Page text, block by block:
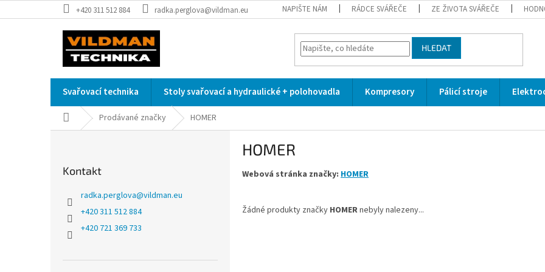
na
+420 311 512 884 radka.perglova@vildman.eu NAPIŠTE NÁM RÁDCE SVÁŘEČE ZE ŽIVOTA SVÁŘEČE
HLEDAT
Svařovací technika Stoly svařovací a hydraulické + polohovadla Kompresory Pálicí stroje
Domů Prodávané značky HOMER
Kontakt
radka.perglova@vildman.eu
+420 311 512 884
+420 721 369 733
HOMER
Webová stránka značky: HOMER
Žádné produkty značky HOMERnebyly nalezeny...